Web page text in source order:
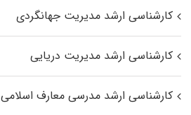
کارشناسی ارشد مدیریت جهانگردی
کارشناسی ارشد مدیریت دریایی
کارشناسی ارشد مدرسی معارف اسلامی